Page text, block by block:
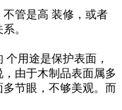
管是高 装修，或者
。
个用途是保护表面，
由于木制品表面属多
节眼，不够美观。而